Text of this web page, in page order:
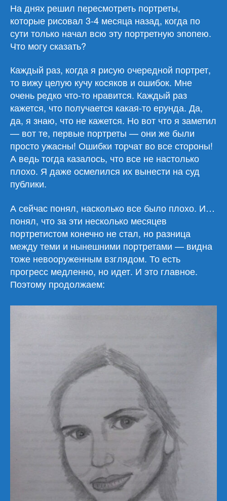
(15)
На днях решил пересмотреть портреты,
которые рисовал 3-4 месяца назад, когда по
сути только начал всю эту портретную эпопею.
Что могу сказать?
Каждый раз, когда я рисую очередной портрет,
то вижу целую кучу косяков и ошибок. Мне
очень редко что-то нравится. Каждый раз
кажется, что получается какая-то ерунда. Да,
да, я знаю, что не кажется. Но вот что я заметил
— вот те, первые портреты — они же были
просто ужасны! Ошибки торчат во все стороны!
А ведь тогда казалось, что все не настолько
плохо. Я даже осмелился их вынести на суд
публики.
А сейчас понял, насколько все было плохо. И…
понял, что за эти несколько месяцев
портретистом конечно не стал, но разница
между теми и нынешними портретами — видна
тоже невооруженным взглядом. То есть
прогресс медленно, но идет. И это главное.
Поэтому продолжаем: